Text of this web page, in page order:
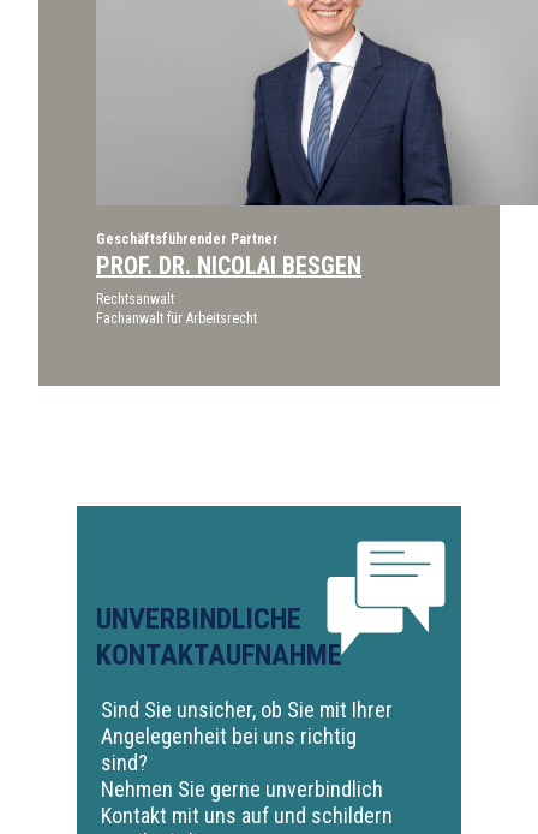
Geschäftsführender Partner
PROF. DR. NICOLAI BESGEN
Rechtsanwalt
Fachanwalt für Arbeitsrecht
UNVERBINDLICHE
KONTAKTAUFNAHME
Sind Sie unsicher, ob Sie mit Ihrer
Angelegenheit bei uns richtig
sind?
Nehmen Sie gerne unverbindlich
Kontakt mit uns auf und schildern